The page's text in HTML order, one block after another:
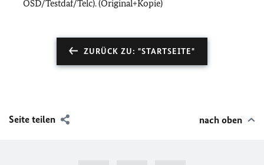
ÖSD/Testdaf/Telc). (Original+Kopie)
ZURÜCK ZU: "STARTSEITE"
Seite teilen nach oben